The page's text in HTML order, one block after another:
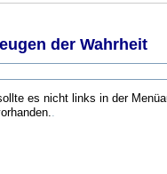
der Wahrheit
es nicht links in der